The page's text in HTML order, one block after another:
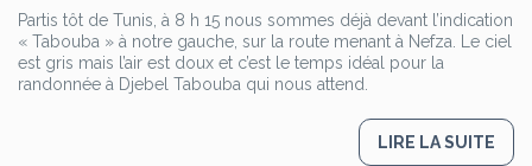
Partis tôt de Tunis, à 8 h 15 nous sommes déjà devant l’indication
« Tabouba » à notre gauche, sur la route menant à Nefza. Le ciel
est gris mais l’air est doux et c’est le temps idéal pour la
randonnée à Djebel Tabouba qui nous attend.
LIRE LA SUITE